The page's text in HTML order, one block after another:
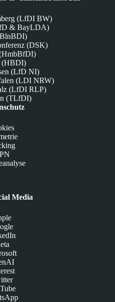
(LfDI BW)
& BayLDA)
(DSK)
(HBDI)
(LfD NI)
(LDI NRW)
(LfDI RLP)
(TLfDI)
Media